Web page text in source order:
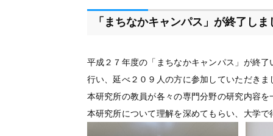
「まちなかキャンパス」が終了しま
平成２７年度の「まちなかキャンパス」が終
行い、延べ２０９人の方に参加していただきま
本研究所の教員が各々の専門分野の研究内容
本研究所について理解を深めてもらい、大学